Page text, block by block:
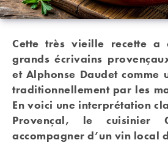
Cette très vieille recette a
grands écrivains
et Alphonse Daudet comme
traditionnellement par les
En voici une interprétation
Provençal, le cuisinier
accompagner d’un vin local